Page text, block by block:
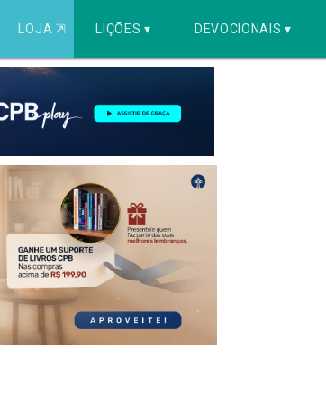
LOJA ⇱ LIÇÕES ▾ DEVOCIONAIS ▾